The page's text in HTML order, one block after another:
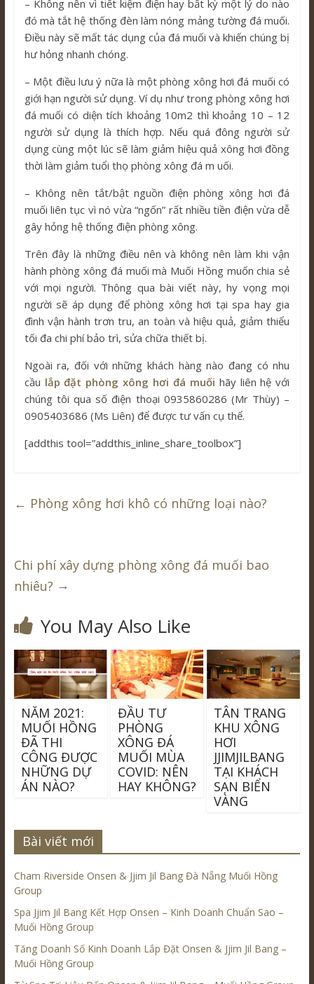
– Không nên vì tiết kiệm điện hay bất kỳ một lý do nào
đó mà tắt hệ thống đèn làm nóng mảng tường đá muối.
Điều này sẽ mất tác dụng của đá muối và khiến chúng bị
hư hỏng nhanh chóng.
– Một điều lưu ý nữa là một phòng xông hơi đá muối có
giới hạn người sử dụng. Ví dụ như trong phòng xông hơi
đá muối có diện tích khoảng 10m2 thì khoảng 10 – 12
người sử dụng là thích hợp. Nếu quá đông người sử
dụng cùng một lúc sẽ làm giảm hiệu quả xông hơi đồng
thời làm giảm tuổi thọ phòng xông đá m uối.
– Không nên tắt/bật nguồn điện phòng xông hơi đá
muối liên tục vì nó vừa “ngốn” rất nhiều tiền điện vừa dễ
gây hỏng hệ thống điện phòng xông.
Trên đây là những điều nên và không nên làm khi vận
hành phòng xông đá muối mà Muối Hồng muốn chia sẻ
với mọi người. Thông qua bài viết này, hy vọng mọi
người sẽ áp dụng để phòng xông hơi tại spa hay gia
đình vận hành trơn tru, an toàn và hiệu quả, giảm thiểu
tối đa chi phí bảo trì, sửa chữa thiết bị.
Ngoài ra, đối với những khách hàng nào đang có nhu
cầu lắp đặt phòng xông hơi đá muối hãy liên hệ với
chúng tôi qua số điện thoại 0935860286 (Mr Thùy) –
0905403686 (Ms Liên) để được tư vấn cụ thể.
[addthis tool=”addthis_inline_share_toolbox”]
← Phòng xông hơi khô có những loại nào?
Chi phí xây dựng phòng xông đá muối bao
nhiêu? →
You May Also Like
NĂM 2021:
MUỐI HỒNG
ĐÃ THI
CÔNG ĐƯỢC
NHỮNG DỰ
ÁN NÀO?
ĐẦU TƯ
PHÒNG
XÔNG ĐÁ
MUỐI MÙA
COVID: NÊN
HAY KHÔNG?
TÂN TRANG
KHU XÔNG
HƠI
JJIMJILBANG
TẠI KHÁCH
SẠN BIỂN
VÀNG
Bài viết mới
Cham Riverside Onsen & Jjim Jil Bang Đà Nẵng Muối Hồng
Group
Spa Jjim Jil Bang Kết Hợp Onsen – Kinh Doanh Chuẩn Sao –
Muối Hồng Group
Tăng Doanh Số Kinh Doanh Lắp Đặt Onsen & Jjim Jil Bang –
Muối Hồng Group